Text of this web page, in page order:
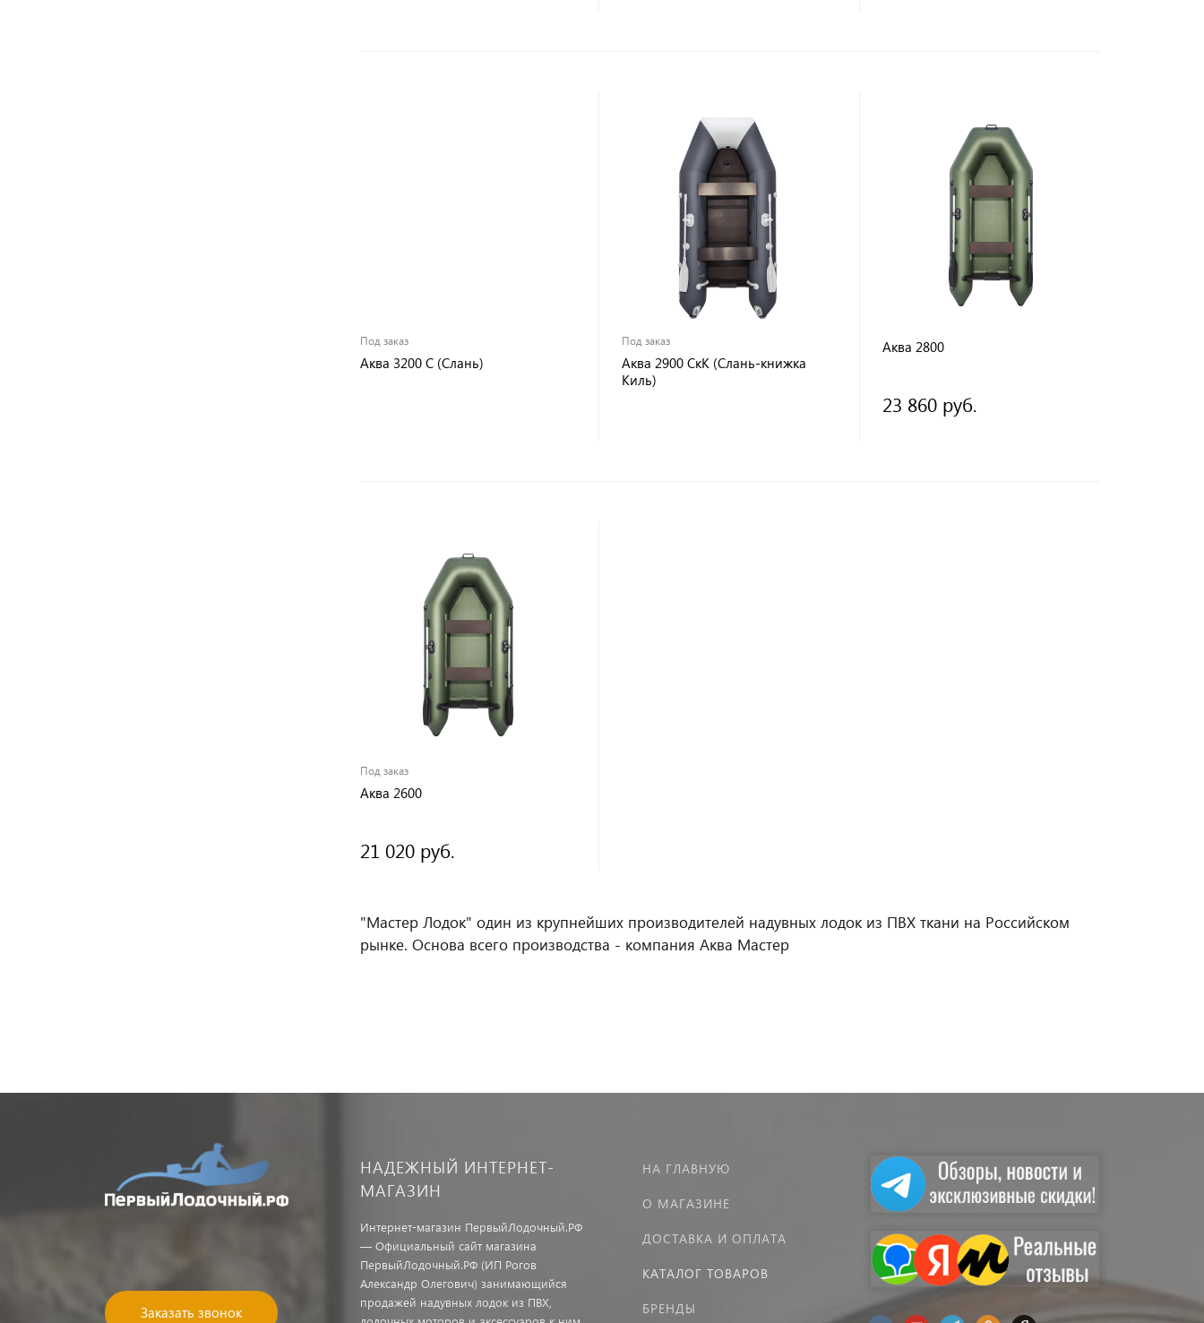
Под заказ
Аква 3200 С (Слань)
Под заказ
Аква 2900 СкК (Слань-книжка
Киль)
Аква 2800
23 860 руб.
Под заказ
Аква 2600
21 020 руб.
"Мастер Лодок" один из крупнейших производителей надувных лодок из ПВХ ткани на Российском
рынке. Основа всего производства - компания Аква Мастер
Заказать звонок
НАДЕЖНЫЙ ИНТЕРНЕТ-
МАГАЗИН
Интернет-магазин ПервыйЛодочный.РФ
— Официальный сайт магазина
ПервыйЛодочный.РФ (ИП Рогов
Александр Олегович) занимающийся
продажей надувных лодок из ПВХ,
НА ГЛАВНУЮ
О МАГАЗИНЕ
ДОСТАВКА И ОПЛАТА
КАТАЛОГ ТОВАРОВ
БРЕНДЫ